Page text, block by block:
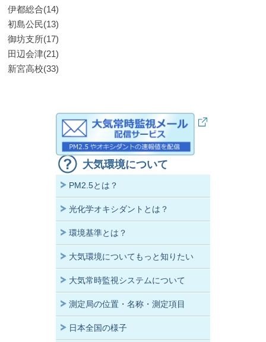
伊都総合(14)
初島公民(13)
御坊支所(17)
田辺会津(21)
新宮高校(33)
大気環境について
PM2.5とは？
光化学オキシダントとは？
環境基準とは？
大気環境についてもっと知りたい
大気常時監視システムについて
測定局の位置・名称・測定項目
日本全国の様子